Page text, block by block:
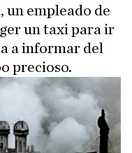
un empleado de
un taxi para ir
a informar del
precioso.